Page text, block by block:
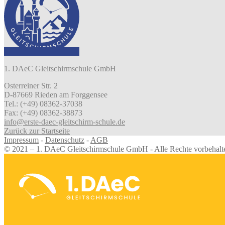
1. DAeC Gleitschirmschule GmbH
Osterreiner Str. 2
D-87669 Rieden am Forggensee
Tel.: (+49) 08362-37038
Fax: (+49) 08362-38873
info@erste-daec-gleitschirm-schule.de
Zurück zur Startseite
Impressum - Datenschutz - AGB
© 2021 – 1. DAeC Gleitschirmschule GmbH - Alle Rechte